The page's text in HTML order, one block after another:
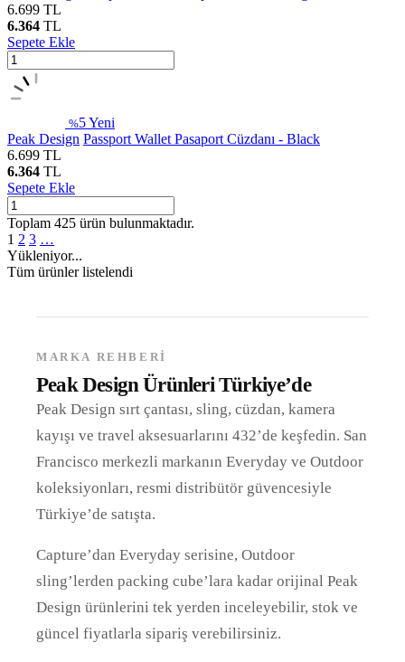
6.699 TL
6.364 TL
Sepete Ekle
%5Yeni
Peak Design Passport Wallet Pasaport Cüzdanı - Black
6.699 TL
6.364 TL
Sepete Ekle
Toplam 425 ürün bulunmaktadır.
1 2 3 …
Yükleniyor...
Tüm ürünler listelendi
MARKA REHBERI
Peak Design Ürünleri Türkiye’de
Peak Design sırt çantası, sling, cüzdan, kamera
kayışı ve travel aksesuarlarını 432’de keşfedin. San
Francisco merkezli markanın Everyday ve Outdoor
koleksiyonları, resmi distribütör güvencesiyle
Türkiye’de satışta.
Capture’dan Everyday serisine, Outdoor
sling’lerden packing cube’lara kadar orijinal Peak
Design ürünlerini tek yerden inceleyebilir, stok ve
güncel fiyatlarla sipariş verebilirsiniz.